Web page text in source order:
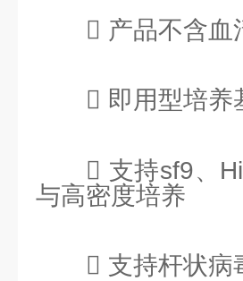
 产品不含血
 即用型培养
 支持sf9、
与高密度培养
 支持杆状病